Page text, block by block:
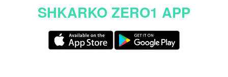
SHKARKO ZERO1 APP